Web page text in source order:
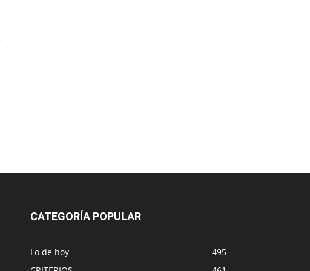
CATEGORÍA POPULAR
Lo de hoy
495